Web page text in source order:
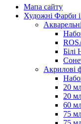
Мапа сайту
Художні Фарби
Білі
Акрилові
20
20
60
75